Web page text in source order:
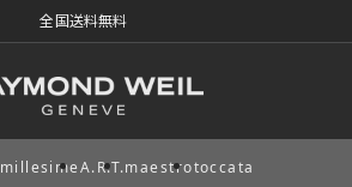
全国送料無料
millesimeA.R.T.maestrotoccata